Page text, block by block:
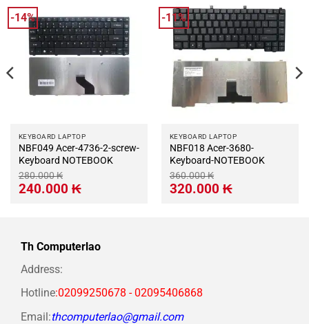
-14%
KEYBOARD LAPTOP
NBF049 Acer-4736-2-screw-
Keyboard NOTEBOOK
280.000₭
Giá
gốc
240.000 ₭Giá
hiện
-11%
KEYBOARD LAPTOP
NBF018 Acer-3680-
Keyboard-NOTEBOOK
360.000₭
Giá
gốc
320.000 ₭Giá
hiện
Th Computerlao
Address:
Hotline:02099250678 - 02095406868
Email:thcomputerlao@gmail.com